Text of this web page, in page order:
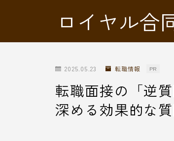
ロイヤル合
2025.05.23 転職情報 PR
転職面接の「逆
深める効果的な